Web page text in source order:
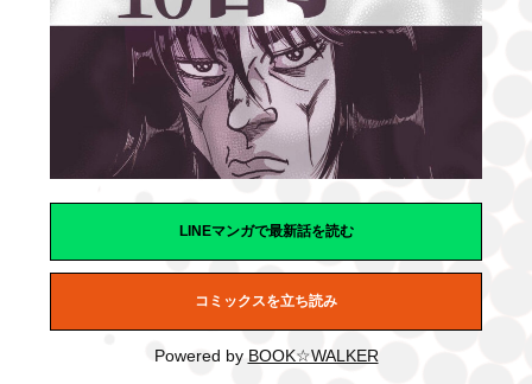
LINEマンガで最新話を読む
コミックスを立ち読み
Powered by BOOK☆WALKER